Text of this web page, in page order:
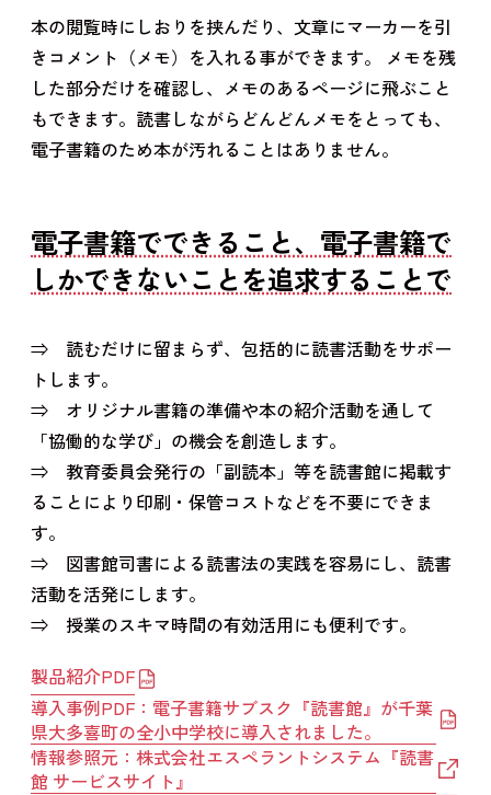
本の閲覧時にしおりを挟んだり、文章にマーカーを引
きコメント（メモ）を入れる事ができます。 メモを残
した部分だけを確認し、メモのあるページに飛ぶこと
もできます。読書しながらどんどんメモをとっても、
電子書籍のため本が汚れることはありません。
電子書籍でできること、電子書籍で
しかできないことを追求することで
⇒ 読むだけに留まらず、包括的に読書活動をサポー
トします。
⇒ オリジナル書籍の準備や本の紹介活動を通して
「協働的な学び」の機会を創造します。
⇒ 教育委員会発行の「副読本」等を読書館に掲載す
ることにより印刷・保管コストなどを不要にできま
す。
⇒ 図書館司書による読書法の実践を容易にし、読書
活動を活発にします。
⇒ 授業のスキマ時間の有効活用にも便利です。
製品紹介PDF
導入事例PDF：電子書籍サブスク『読書館』が千葉
県大多喜町の全小中学校に導入されました。
情報参照元：株式会社エスペラントシステム『読書
館 サービスサイト』